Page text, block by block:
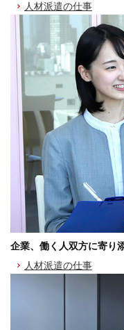
人材派遣の仕事
企業、働く人双方に寄り
人材派遣の仕事